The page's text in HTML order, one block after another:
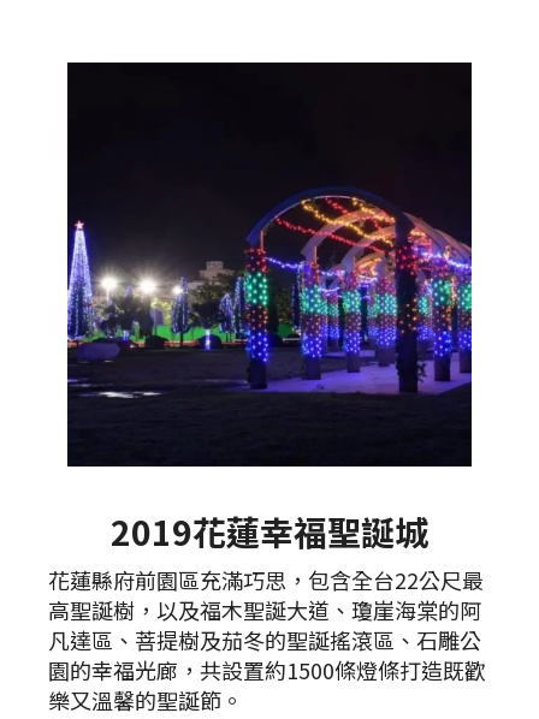
2019花蓮幸福聖誕城
花蓮縣府前園區充滿巧思，包含全台22公尺最
高聖誕樹，以及福木聖誕大道、瓊崖海棠的阿
凡達區、菩提樹及茄冬的聖誕搖滾區、石雕公
園的幸福光廊，共設置約1500條燈條打造既歡
樂又溫馨的聖誕節。